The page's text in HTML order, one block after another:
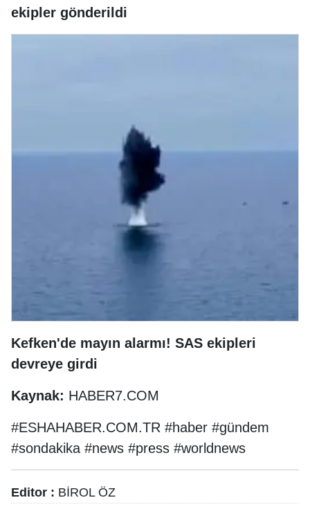
ekipler gönderildi
Kefken'de mayın alarmı! SAS ekipleri
devreye girdi
Kaynak: HABER7.COM
#ESHAHABER.COM.TR #haber #gündem
#sondakika #news #press #worldnews
Editor : BİROL ÖZ